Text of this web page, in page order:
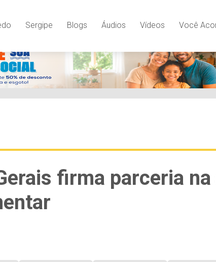
Sergipe Blogs Áudios Vídeos Você
firma parceria na